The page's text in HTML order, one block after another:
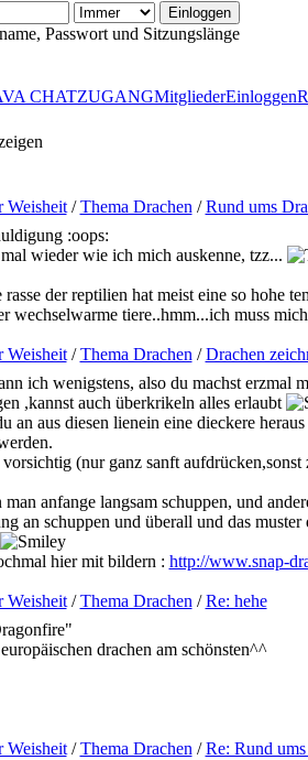
Passwort und Sitzungslänge
CHATZUGANGMitgliederEinloggen
Weisheit/Thema Drachen /Rund ums
:oops:
wieder wie ich mich auskenne, tzz...
der reptilien hat meist eine so hohe
wechselwarme tiere..hmm...ich muss
Weisheit/Thema Drachen /Drachen
ich wenigstens, also du machst
,kannst auch überkrikeln alles erlaubt
an aus diesen lienein eine dieckere
vorsichtig (nur ganz sanft
man anfange langsam schuppen, und
an schuppen und überall und das
hier mit bildern : http://www.snap-
Weisheit/Thema Drachen /Re: hehe
drachen am schönsten^^
Weisheit/Thema Drachen /Re: Rund